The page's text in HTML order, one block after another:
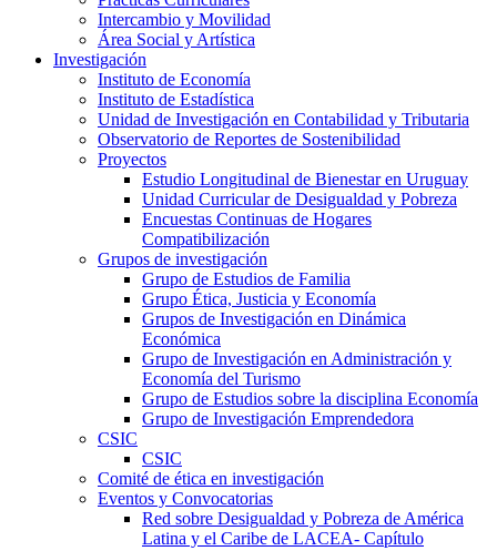
Intercambio y Movilidad
Área Social y Artística
Investigación
Instituto de Economía
Instituto de Estadística
Unidad de Investigación en Contabilidad y Tributaria
Observatorio de Reportes de Sostenibilidad
Proyectos
Estudio Longitudinal de Bienestar en Uruguay
Unidad Curricular de Desigualdad y Pobreza
Encuestas Continuas de Hogares
Compatibilización
Grupos de investigación
Grupo de Estudios de Familia
Grupo Ética, Justicia y Economía
Grupos de Investigación en Dinámica
Económica
Grupo de Investigación en Administración y
Economía del Turismo
Grupo de Estudios sobre la disciplina Economía
Grupo de Investigación Emprendedora
CSIC
CSIC
Comité de ética en investigación
Eventos y Convocatorias
Red sobre Desigualdad y Pobreza de América
Latina y el Caribe de LACEA- Capítulo